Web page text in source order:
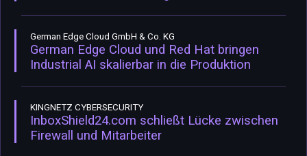
German Edge Cloud GmbH & Co. KG
German Edge Cloud und Red Hat bringen
Industrial AI skalierbar in die Produktion
KINGNETZ CYBERSECURITY
InboxShield24.com schließt Lücke zwischen
Firewall und Mitarbeiter